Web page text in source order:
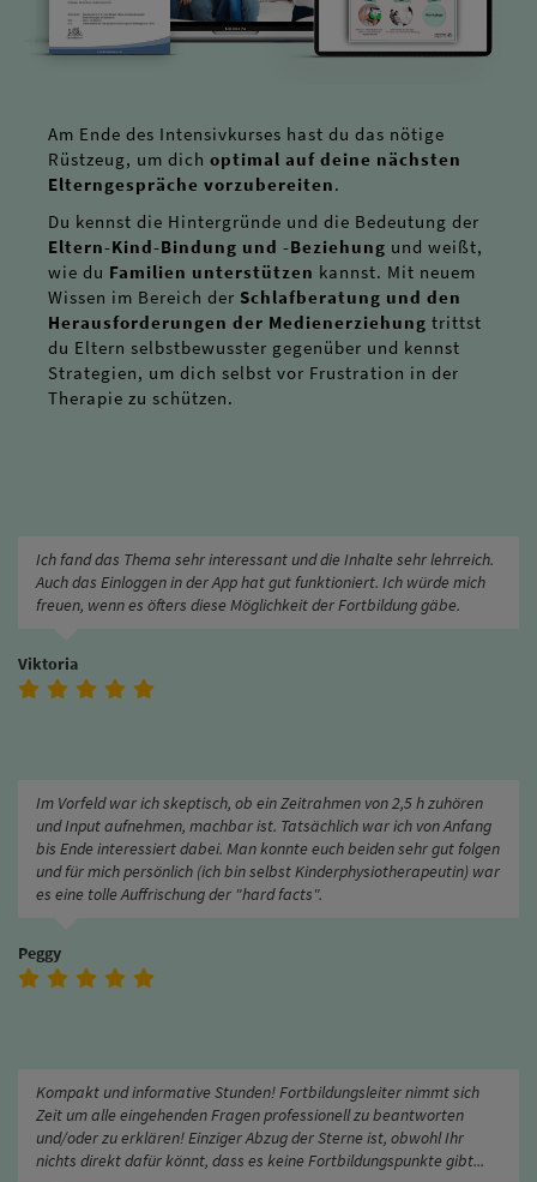
Am Ende des Intensivkurses hast du das nötige
Rüstzeug, um dich optimal auf deine nächsten
Elterngespräche vorzubereiten.
Du kennst die Hintergründe und die Bedeutung der
Eltern-Kind-Bindung und -Beziehung und weißt,
wie du Familien unterstützen kannst. Mit neuem
Wissen im Bereich der Schlafberatung und den
Herausforderungen der Medienerziehung trittst
du Eltern selbstbewusster gegenüber und kennst
Strategien, um dich selbst vor Frustration in der
Therapie zu schützen.
Ich fand das Thema sehr interessant und die Inhalte sehr lehrreich.
Auch das Einloggen in der App hat gut funktioniert. Ich würde mich
freuen, wenn es öfters diese Möglichkeit der Fortbildung gäbe.
Viktoria
Im Vorfeld war ich skeptisch, ob ein Zeitrahmen von 2,5 h zuhören
und Input aufnehmen, machbar ist. Tatsächlich war ich von Anfang
bis Ende interessiert dabei. Man konnte euch beiden sehr gut folgen
und für mich persönlich (ich bin selbst Kinderphysiotherapeutin) war
es eine tolle Auffrischung der "hard facts".
Peggy
Kompakt und informative Stunden! Fortbildungsleiter nimmt sich
Zeit um alle eingehenden Fragen professionell zu beantworten
und/oder zu erklären! Einziger Abzug der Sterne ist, obwohl Ihr
nichts direkt dafür könnt, dass es keine Fortbildungspunkte gibt...